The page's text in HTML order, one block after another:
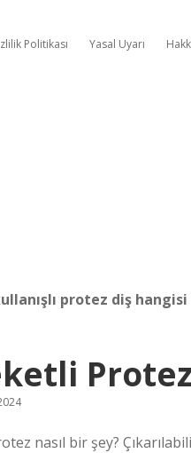
Politikası Yasal Uyarı
protez diş hangisi
nasıl bir şey?